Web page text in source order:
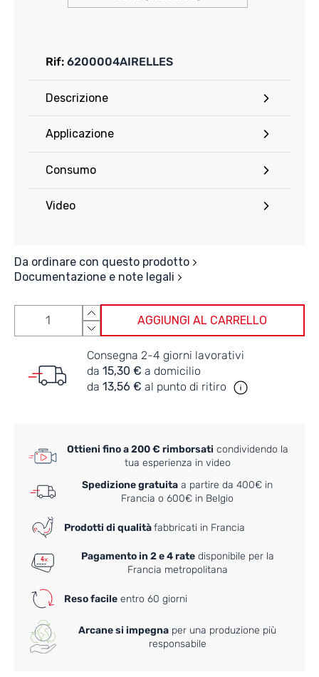
Rif: 6200004AIRELLES
Descrizione
Applicazione
Consumo
Video
Da ordinare con questo prodotto
Documentazione e note legali
AGGIUNGI AL CARRELLO
Consegna 2-4 giorni lavorativi
da 15,30 € a domicilio
da 13,56 € al punto di ritiro
Ottieni fino a 200 € rimborsati condividendo la
tua esperienza in video
Spedizione gratuita a partire da 400€ in
Francia o 600€ in Belgio
Prodotti di qualitàfabbricati in Francia
Pagamento in 2 e 4 ratedisponibile per la
Francia metropolitana
Reso facile entro 60 giorni
Arcane si impegna per una produzione più
responsabile